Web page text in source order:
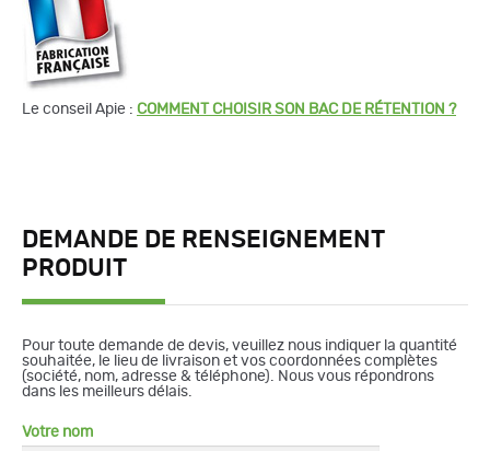
Le conseil Apie : COMMENT CHOISIR SON BAC DE RÉTENTION ?
DEMANDE DE RENSEIGNEMENT
PRODUIT
Pour toute demande de devis, veuillez nous indiquer la quantité
souhaitée, le lieu de livraison et vos coordonnées complètes
(société, nom, adresse & téléphone). Nous vous répondrons
dans les meilleurs délais.
Votre nom